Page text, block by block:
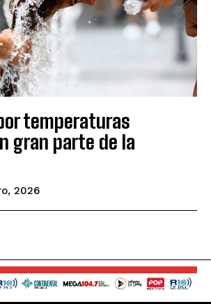
temperaturas
gran parte de la
2026